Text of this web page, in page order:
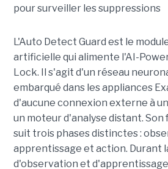
pour surveiller les suppressions
L'Auto Detect Guard est le
artificielle qui alimente l'AI-
Lock. Il s'agit d'un réseau
embarqué dans les appliances
d'aucune connexion externe à
un moteur d'analyse distant.
suit trois phases distinctes :
apprentissage et action. Durant
d'observation et